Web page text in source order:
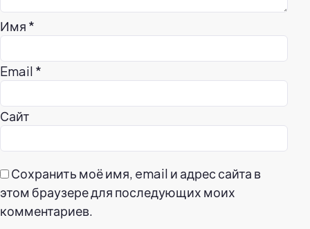
Имя *
Email *
Сайт
Сохранить моё имя, email и адрес сайта в
этом браузере для последующих моих
комментариев.